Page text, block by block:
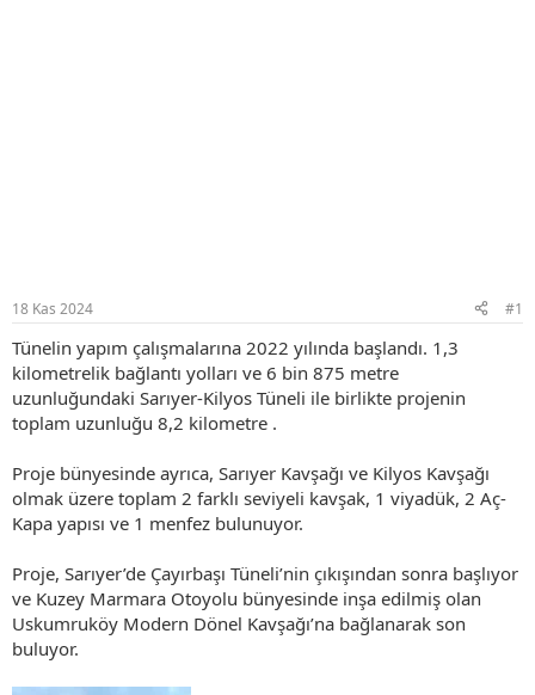
18 Kas 2024 #1
Tünelin yapım çalışmalarına 2022 yılında başlandı. 1,3
kilometrelik bağlantı yolları ve 6 bin 875 metre
uzunluğundaki Sarıyer-Kilyos Tüneli ile birlikte projenin
toplam uzunluğu 8,2 kilometre .
Proje bünyesinde ayrıca, Sarıyer Kavşağı ve Kilyos Kavşağı
olmak üzere toplam 2 farklı seviyeli kavşak, 1 viyadük, 2 Aç-
Kapa yapısı ve 1 menfez bulunuyor.
Proje, Sarıyer’de Çayırbaşı Tüneli’nin çıkışından sonra başlıyor
ve Kuzey Marmara Otoyolu bünyesinde inşa edilmiş olan
Uskumruköy Modern Dönel Kavşağı’na bağlanarak son
buluyor.